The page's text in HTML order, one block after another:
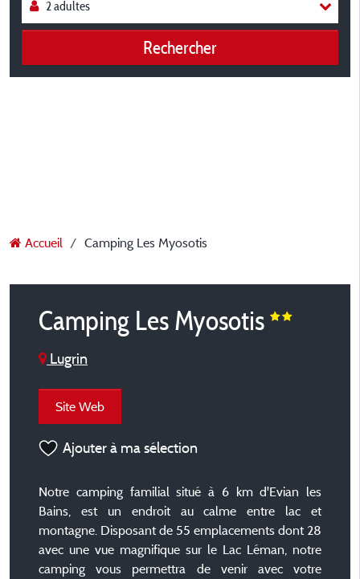
Rechercher
Accueil Camping Les Myosotis
Camping Les Myosotis
Lugrin
Site Web
Ajouter à ma sélection
Notre camping familial situé à 6 km d'Evian les
Bains, est un endroit au calme entre lac et
montagne. Disposant de 55 emplacements dont 28
avec une vue magnifique sur le Lac Léman, notre
camping vous permettra de venir avec votre